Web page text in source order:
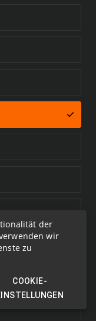
der
wir
zu
COOKIE-